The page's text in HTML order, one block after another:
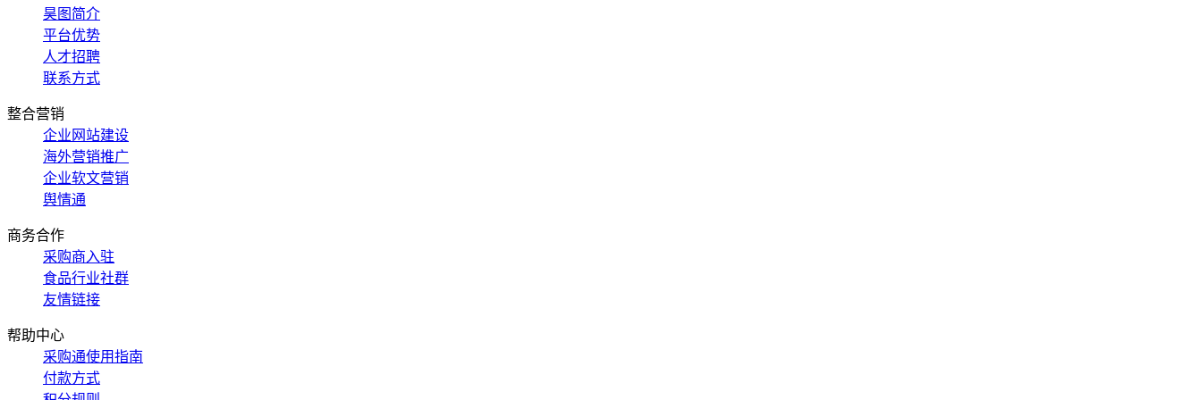
昊图简介
平台优势
人才招聘
联系方式
整合营销
企业网站建设
海外营销推广
企业软文营销
舆情通
商务合作
采购商入驻
食品行业社群
友情链接
帮助中心
采购通使用指南
付款方式